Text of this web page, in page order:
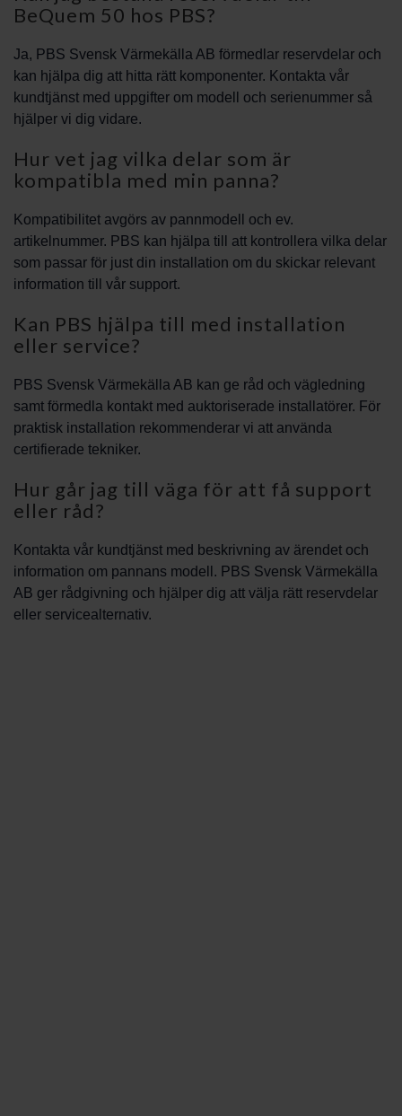
BeQuem 50 hos PBS?
Ja, PBS Svensk Värmekälla AB förmedlar reservdelar och
kan hjälpa dig att hitta rätt komponenter. Kontakta vår
kundtjänst med uppgifter om modell och serienummer så
hjälper vi dig vidare.
Hur vet jag vilka delar som är
kompatibla med min panna?
Kompatibilitet avgörs av pannmodell och ev.
artikelnummer. PBS kan hjälpa till att kontrollera vilka delar
som passar för just din installation om du skickar relevant
information till vår support.
Kan PBS hjälpa till med installation
eller service?
PBS Svensk Värmekälla AB kan ge råd och vägledning
samt förmedla kontakt med auktoriserade installatörer. För
praktisk installation rekommenderar vi att använda
certifierade tekniker.
Hur går jag till väga för att få support
eller råd?
Kontakta vår kundtjänst med beskrivning av ärendet och
information om pannans modell. PBS Svensk Värmekälla
AB ger rådgivning och hjälper dig att välja rätt reservdelar
eller servicealternativ.